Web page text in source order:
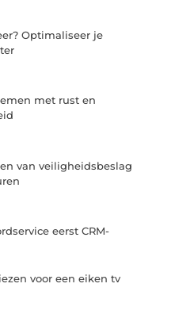
Optimaliseer je
met rust en
van veiligheidsbeslag
eerst CRM-
voor een eiken tv